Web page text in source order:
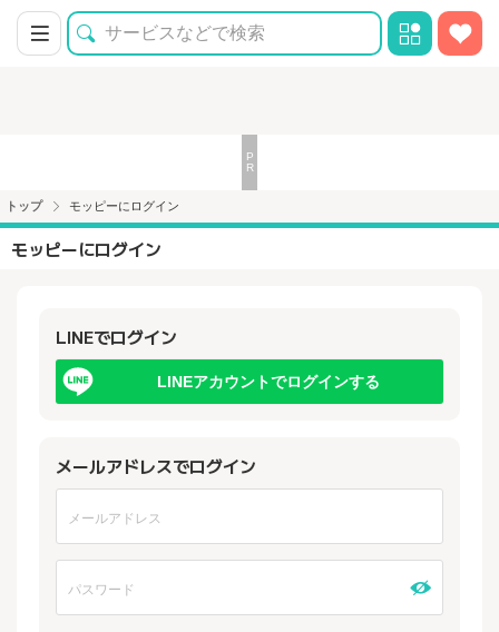
トップ モッピーにログイン
モッピーにログイン
LINEでログイン
LINEアカウントでログインする
メールアドレスでログイン